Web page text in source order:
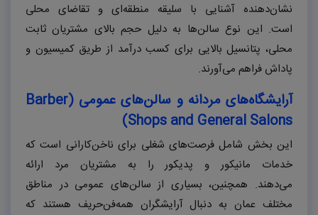
نشان‌دهنده آشنایی با سلیقه منطقه‌ای و تقاضای محلی
است. این نوع سالن‌ها به دلیل حجم بالای مشتریان ثابت
محلی، پتانسیل بالایی برای کسب درآمد از طریق کمیسیون و
پاداش فراهم می‌آورند.
آرایشگاه‌های مردانه و سالن‌های عمومی (Barber
Shops and General Salons
)
این بخش شامل فرصت‌های شغلی برای ناخن‌کارانی است که
خدمات مانیکور و پدیکور را به مشتریان مرد ارائه
می‌دهند. همچنین، بسیاری از سالن‌های عمومی در مناطق
مختلف عمان به دنبال آرایشگران همه‌فن‌حریف هستند که